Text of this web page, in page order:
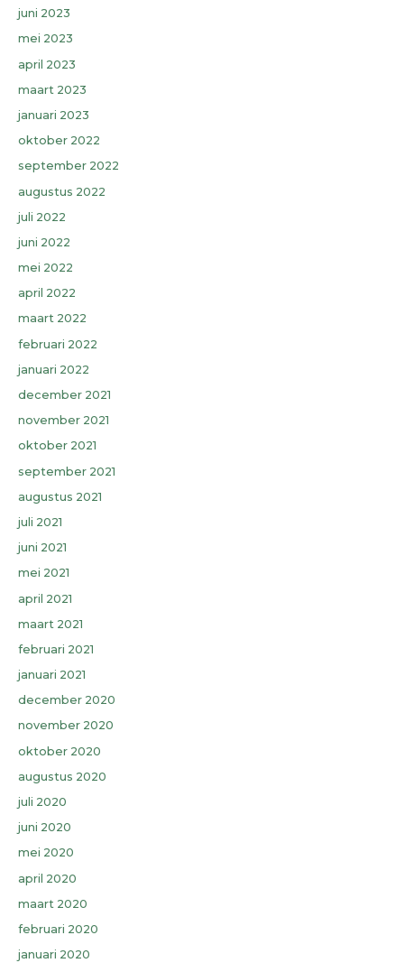
juni 2023
mei 2023
april 2023
maart 2023
januari 2023
oktober 2022
september 2022
augustus 2022
juli 2022
juni 2022
mei 2022
april 2022
maart 2022
februari 2022
januari 2022
december 2021
november 2021
oktober 2021
september 2021
augustus 2021
juli 2021
juni 2021
mei 2021
april 2021
maart 2021
februari 2021
januari 2021
december 2020
november 2020
oktober 2020
augustus 2020
juli 2020
juni 2020
mei 2020
april 2020
maart 2020
februari 2020
januari 2020